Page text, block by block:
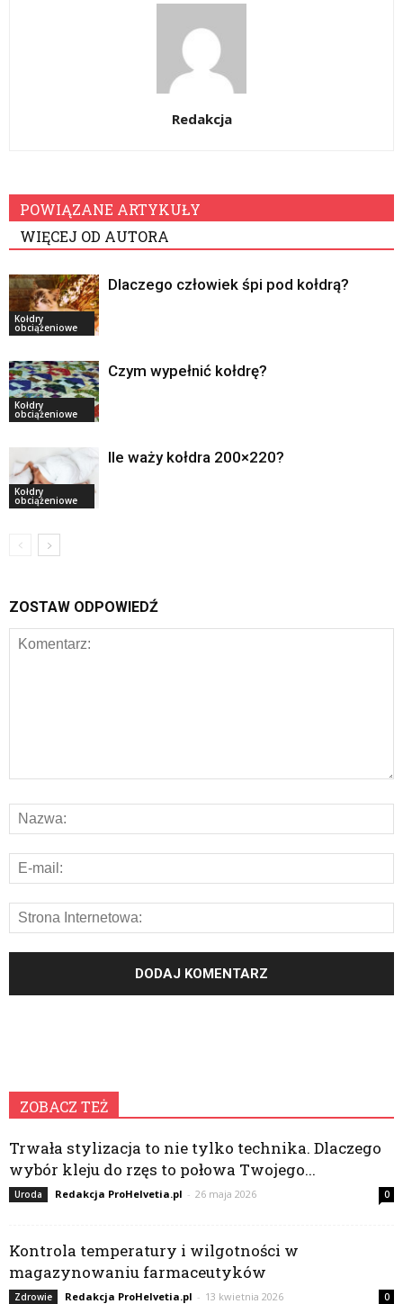
Redakcja
POWIĄZANE ARTYKUŁY
WIĘCEJ OD AUTORA
Kołdry
obciążeniowe
Dlaczego człowiek śpi pod kołdrą?
Kołdry
obciążeniowe
Czym wypełnić kołdrę?
Kołdry
obciążeniowe
Ile waży kołdra 200×220?
ZOSTAW ODPOWIEDŹ
ZOBACZ TEŻ
Trwała stylizacja to nie tylko technika. Dlaczego
wybór kleju do rzęs to połowa Twojego...
Uroda Redakcja ProHelvetia.pl - 26 maja 2026 0
Kontrola temperatury i wilgotności w
magazynowaniu farmaceutyków
Zdrowie Redakcja ProHelvetia.pl - 13 kwietnia 2026 0